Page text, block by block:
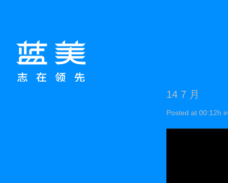
14 7 月
Posted at 00:12h